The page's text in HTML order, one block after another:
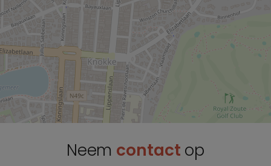
Neem contact op